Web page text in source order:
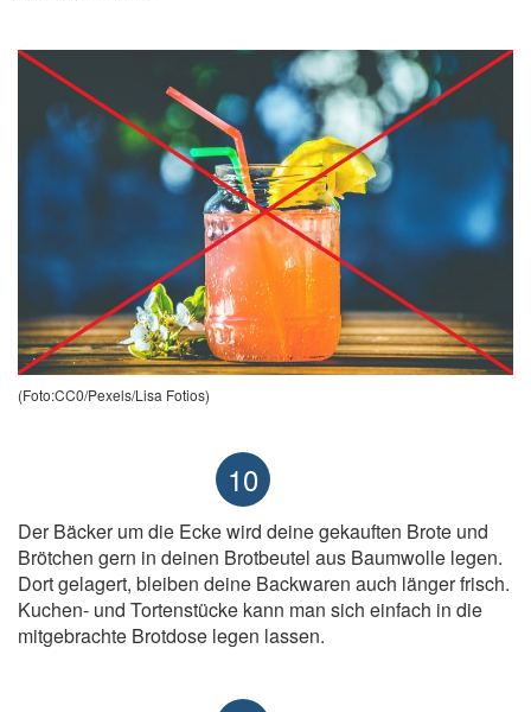
(Foto:CC0/Pexels/Lisa Fotios)
10
Der Bäcker um die Ecke wird deine gekauften Brote und
Brötchen gern in deinen Brotbeutel aus Baumwolle legen.
Dort gelagert, bleiben deine Backwaren auch länger frisch.
Kuchen- und Tortenstücke kann man sich einfach in die
mitgebrachte Brotdose legen lassen.